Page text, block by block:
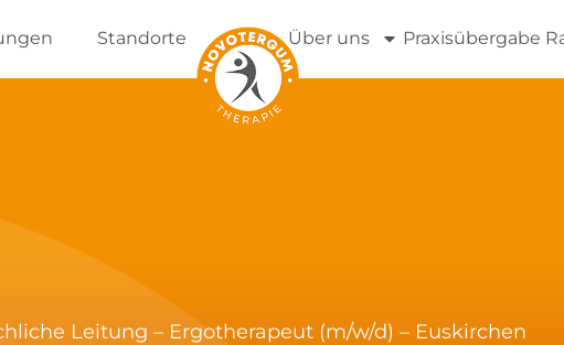
Standorte Über uns Praxisübergabe
Leitung – Ergotherapeut (m/w/d) – Euskirchen